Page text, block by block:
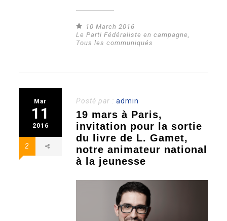
10 March 2016
Le Parti Fédéraliste en campagne
Tous les communiqués
Mar
11
2016
2
Posté par :admin
19 mars à Paris,
invitation pour la sortie
du livre de L. Gamet,
notre animateur national
à la jeunesse